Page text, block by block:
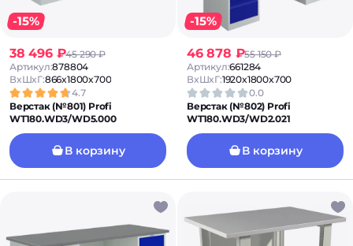
-15%
38 496 ₽45 290 ₽
Артикул:878804
ВxШxГ:866x1800x700
4.7
Верстак (№801) Profi
WT180.WD3/WD5.000
В корзину
-15%
46 878 ₽55 150 ₽
Артикул:661284
ВxШxГ:1920x1800x700
0.0
Верстак (№802) Profi
WT180.WD3/WD2.021
В корзину